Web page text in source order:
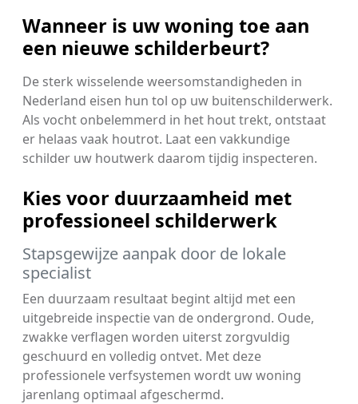
Wanneer is uw woning toe aan
een nieuwe schilderbeurt?
De sterk wisselende weersomstandigheden in
Nederland eisen hun tol op uw buitenschilderwerk.
Als vocht onbelemmerd in het hout trekt, ontstaat
er helaas vaak houtrot. Laat een vakkundige
schilder uw houtwerk daarom tijdig inspecteren.
Kies voor duurzaamheid met
professioneel schilderwerk
Stapsgewijze aanpak door de lokale
specialist
Een duurzaam resultaat begint altijd met een
uitgebreide inspectie van de ondergrond. Oude,
zwakke verflagen worden uiterst zorgvuldig
geschuurd en volledig ontvet. Met deze
professionele verfsystemen wordt uw woning
jarenlang optimaal afgeschermd.